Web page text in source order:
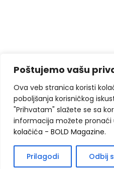
Poštujemo vašu
Ova veb stranica koristi
poboljšanja korisničkog
"Prihvatam" slažete se sa
informacija možete pronaći
kolačića - BOLD Magazine.
Prilagodi Odbij